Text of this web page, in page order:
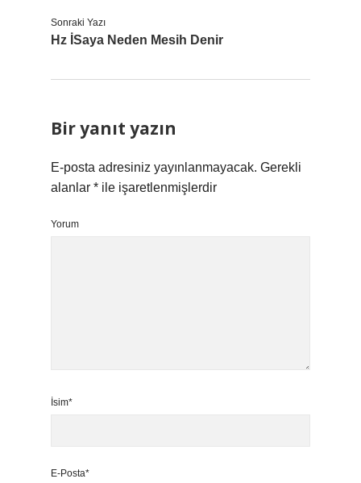
Sonraki Yazı
Hz İSaya Neden Mesih Denir
Bir yanıt yazın
E-posta adresiniz yayınlanmayacak. Gerekli
alanlar * ile işaretlenmişlerdir
Yorum
İsim*
E-Posta*